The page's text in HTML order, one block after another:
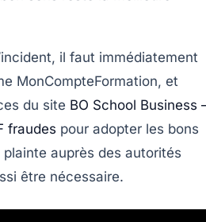
il faut immédiatement
MonCompteFormation, et
du site BO School Business
fraudes pour adopter les bons
auprès des autorités
être nécessaire.